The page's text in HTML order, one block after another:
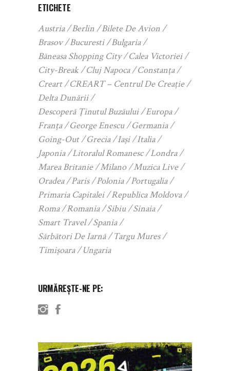
ETICHETE
Austria Berlin
Bilete De Avion
Brasov
Bucuresti
Bulgaria
Băneasa Shopping City
Calea Victoriei
City-Break
Cluj Napoca
Constanța
Creart
CREART – Centrul De Creație
Delta Dunării
Descoperă Ținutul Buzăului
Europa
Franța
George Enescu
Germania
Going-Out
Grecia Iași
Italia
Japonia
Litoralul Romanesc
Londra
Marea Britanie
Milano
Muzica Live
Oradea
Paris Polonia
Portugalia
Primaria Capitalei
Republica Moldova
Roma
Romania Sibiu
Sinaia
Smart Travel
Spania
Sărbători De Iarnă
Targu Mures
Timișoara
Ungaria
URMĂREȘTE-NE PE: